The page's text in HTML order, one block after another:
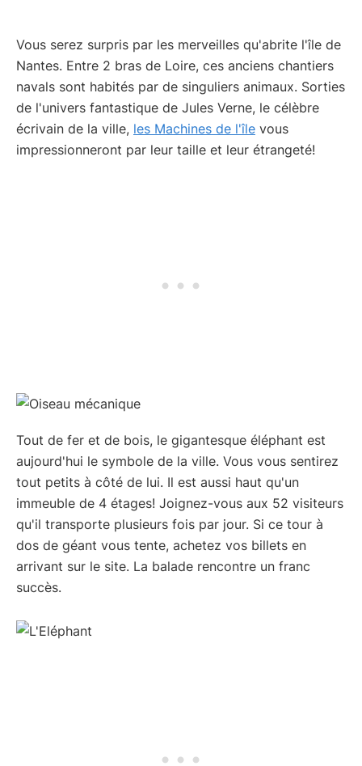
Vous serez surpris par les merveilles qu'abrite l'île de
Nantes. Entre 2 bras de Loire, ces anciens chantiers
navals sont habités par de singuliers animaux. Sorties
de l'univers fantastique de Jules Verne, le célèbre
écrivain de la ville, les Machines de l'île vous
impressionneront par leur taille et leur étrangeté!
Tout de fer et de bois, le gigantesque éléphant est
aujourd'hui le symbole de la ville. Vous vous sentirez
tout petits à côté de lui. Il est aussi haut qu'un
immeuble de 4 étages! Joignez-vous aux 52 visiteurs
qu'il transporte plusieurs fois par jour. Si ce tour à
dos de géant vous tente, achetez vos billets en
arrivant sur le site. La balade rencontre un franc
succès.